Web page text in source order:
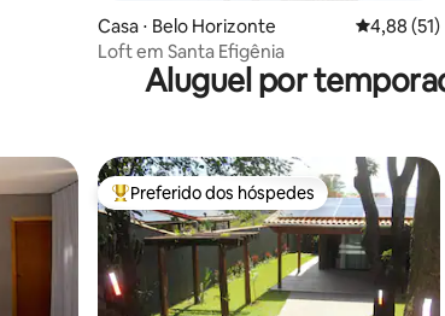
Casa ⋅ Belo Horizonte 4,88 de
4,88 (51)
Loft em Santa Efigênia
Aluguel por
Entre os melhores preferidos dos hóspedes
Preferido dos hóspedes